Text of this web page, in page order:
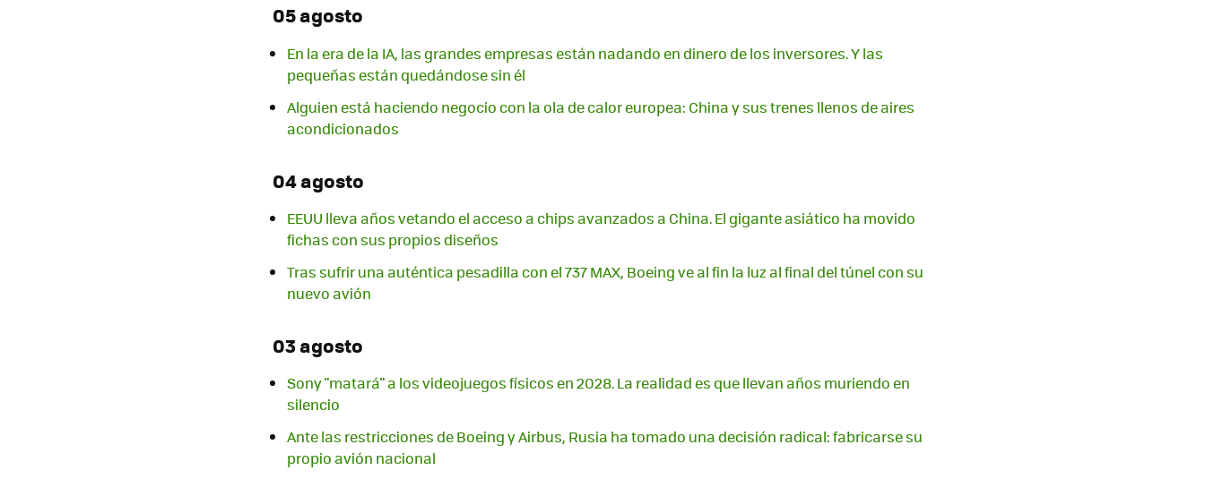
05 agosto
En la era de la IA, las grandes empresas están nadando en dinero de los inversores. Y las
pequeñas están quedándose sin él
Alguien está haciendo negocio con la ola de calor europea: China y sus trenes llenos de aires
acondicionados
04 agosto
EEUU lleva años vetando el acceso a chips avanzados a China. El gigante asiático ha movido
fichas con sus propios diseños
Tras sufrir una auténtica pesadilla con el 737 MAX, Boeing ve al fin la luz al final del túnel con su
nuevo avión
03 agosto
Sony "matará" a los videojuegos físicos en 2028. La realidad es que llevan años muriendo en
silencio
Ante las restricciones de Boeing y Airbus, Rusia ha tomado una decisión radical: fabricarse su
propio avión nacional